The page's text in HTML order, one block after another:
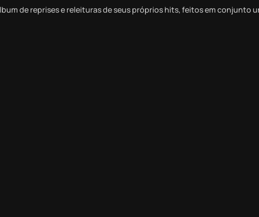
de reprises e releituras de seus próprios hits, feitos em conjunto